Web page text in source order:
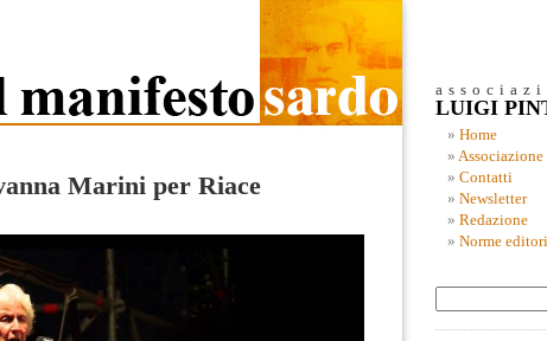
Marini per Riace
LUIGI
Home
Associazione
Contatti
Newsletter
Redazione
Norme